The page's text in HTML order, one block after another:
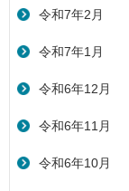
令和7年2月
令和7年1月
令和6年12月
令和6年11月
令和6年10月